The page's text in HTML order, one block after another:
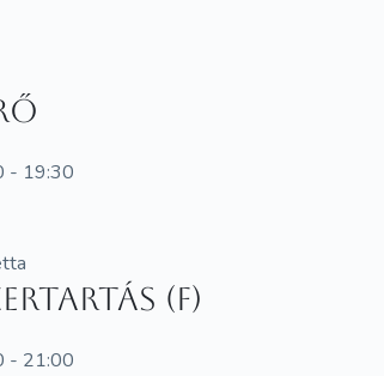
- 19:30
(F)
- 21:00